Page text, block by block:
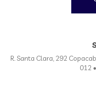
R. Santa Clara, 292
012